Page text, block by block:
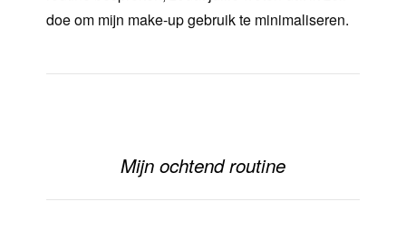
doe om mijn make-up gebruik te minimaliseren.
Mijn ochtend routine